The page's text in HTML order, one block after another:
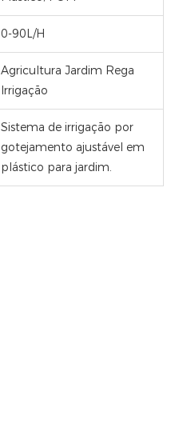
0-90L/H
Agricultura Jardim Rega
Irrigação
Sistema de irrigação por
gotejamento ajustável em
plástico para jardim.